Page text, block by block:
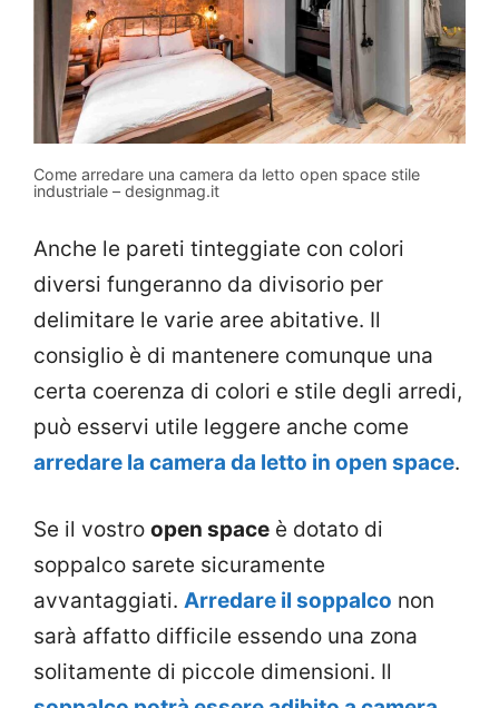
Come arredare una camera da letto open space stile
industriale – designmag.it
Anche le pareti tinteggiate con colori
diversi fungeranno da divisorio per
delimitare le varie aree abitative. Il
consiglio è di mantenere comunque una
certa coerenza di colori e stile degli arredi,
può esservi utile leggere anche come
arredare la camera da letto in open space.
Se il vostro open space è dotato di
soppalco sarete sicuramente
avvantaggiati. Arredare il soppalco non
sarà affatto difficile essendo una zona
solitamente di piccole dimensioni. Il